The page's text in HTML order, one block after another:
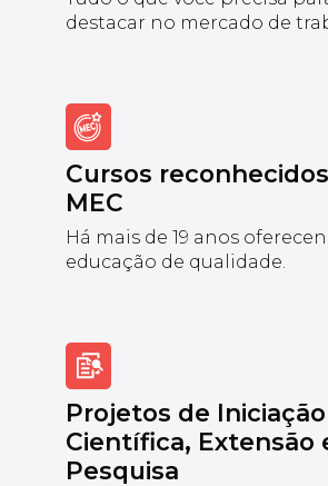
destacar no mercado de
Cursos
MEC
Há mais de 19 anos
educação de qualidade.
Projetos de Iniciação
Científica, Extensão
Pesquisa